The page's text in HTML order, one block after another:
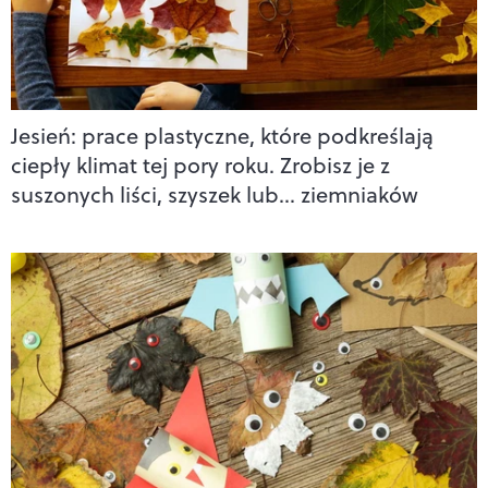
Jesień: prace plastyczne, które podkreślają
ciepły klimat tej pory roku. Zrobisz je z
suszonych liści, szyszek lub… ziemniaków